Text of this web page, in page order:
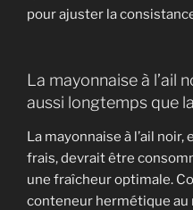
pour ajuster la
La mayonnaise à l’ail
aussi longtemps que
La mayonnaise à l’ail
frais, devrait être
une fraîcheur optimale.
conteneur hermétique